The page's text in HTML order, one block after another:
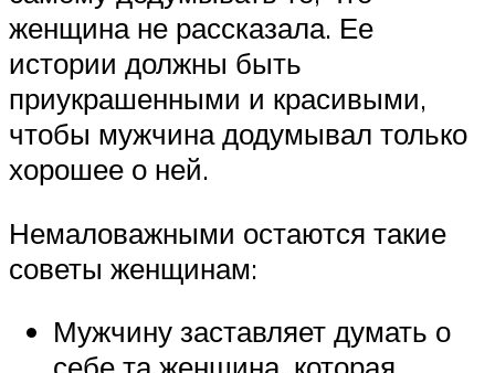
женщина не рассказала. Ее
истории должны быть
приукрашенными и красивыми,
чтобы мужчина додумывал только
хорошее о ней.
Немаловажными остаются такие
советы женщинам:
Мужчину заставляет думать о